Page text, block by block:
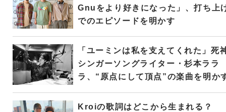
Gnuをより好きになった」、打ち上
でのエピソードを明かす
「ユーミンは私を支えてくれた」死
シンガーソングライター・杉本ララ
ラ、“原点にして頂点”の楽曲を明か
Kroiの歌詞はどこから生まれる？